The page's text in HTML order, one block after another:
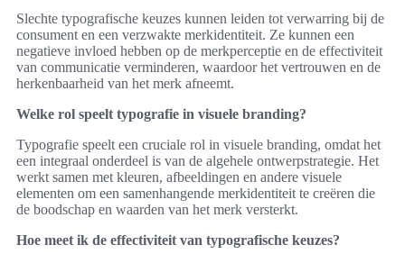
Slechte typografische keuzes kunnen leiden tot verwarring bij de
consument en een verzwakte merkidentiteit. Ze kunnen een
negatieve invloed hebben op de merkperceptie en de effectiviteit
van communicatie verminderen, waardoor het vertrouwen en de
herkenbaarheid van het merk afneemt.
Welke rol speelt typografie in visuele branding?
Typografie speelt een cruciale rol in visuele branding, omdat het
een integraal onderdeel is van de algehele ontwerpstrategie. Het
werkt samen met kleuren, afbeeldingen en andere visuele
elementen om een samenhangende merkidentiteit te creëren die
de boodschap en waarden van het merk versterkt.
Hoe meet ik de effectiviteit van typografische keuzes?